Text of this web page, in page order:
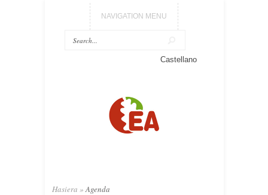
NAVIGATION MENU
Castellano
Hasiera » Agenda